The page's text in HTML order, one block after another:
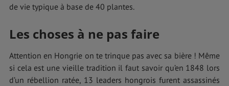
de vie typique à base de 40 plantes.
Les choses à ne pas faire
Attention en Hongrie on te trinque pas avec sa bière ! Même
si cela est une vieille tradition il faut savoir qu’en 1848 lors
d’un rébellion ratée, 13 leaders hongrois furent assassinés